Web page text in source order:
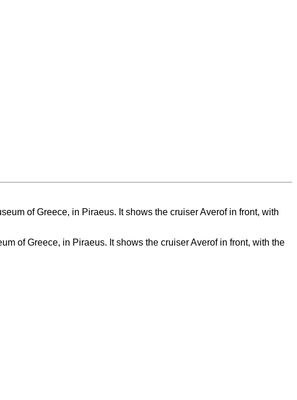
of Greece, in Piraeus. It shows the cruiser Averof in front, with the